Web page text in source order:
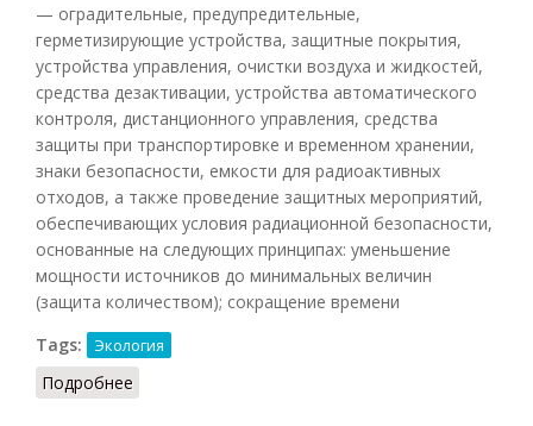
— оградительные, предупредительные,
герметизирующие устройства, защитные покрытия,
устройства управления, очистки воздуха и жидкостей,
средства дезактивации, устройства автоматического
контроля, дистанционного управления, средства
защиты при транспортировке и временном хранении,
знаки безопасности, емкости для радиоактивных
отходов, а также проведение защитных мероприятий,
обеспечивающих условия радиационной безопасности,
основанные на следующих принципах: уменьшение
мощности источников до минимальных величин
(защита количеством); сокращение времени
Tags:
Экология
Подробнее